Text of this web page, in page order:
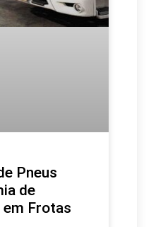
Pneus
de
Frotas